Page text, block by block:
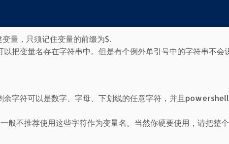
量，只须记住变量的前缀为$.
把变量名存在字符串中。但是有个例外单引号中的字符串不会
字符可以是数字、字母、下划线的任意字符，并且
不推荐使用这些字符作为变量名。当然你硬要使用，请把整